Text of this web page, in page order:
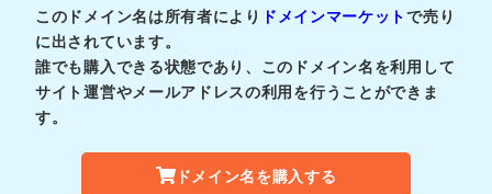
このドメイン名は所有者により ドメインマーケットで売り
に出されています。
誰でも購入できる状態であり、このドメイン名を利用して
サイト運営やメールアドレスの利用を行うことができま
す。
ドメイン名を購入する